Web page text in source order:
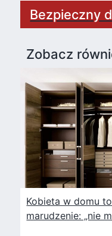
Bezpieczny
Zobacz
Kobieta w domu
marudzenie: „nie